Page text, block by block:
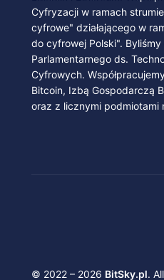
Cyfryzacji w ramach
cyfrowe" działającego w
do cyfrowej Polski". Byliśmy
Parlamentarnego ds.
Cyfrowych.
Bitcoin, Izbą Gospodarczą
oraz z licznymi podmiotami
© 2022 – 2026 BitSky.pl.